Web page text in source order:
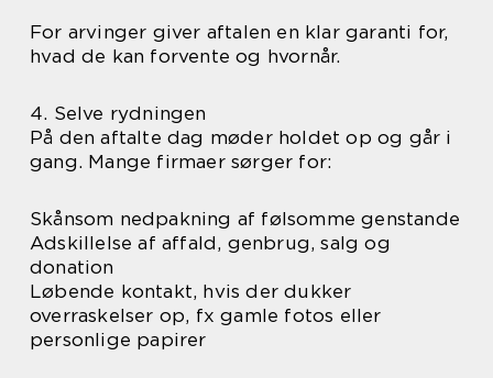
For arvinger giver aftalen en klar garanti for,
hvad de kan forvente og hvornår.
4. Selve rydningen
På den aftalte dag møder holdet op og går i
gang. Mange firmaer sørger for:
Skånsom nedpakning af følsomme genstande
Adskillelse af affald, genbrug, salg og
donation
Løbende kontakt, hvis der dukker
overraskelser op, fx gamle fotos eller
personlige papirer